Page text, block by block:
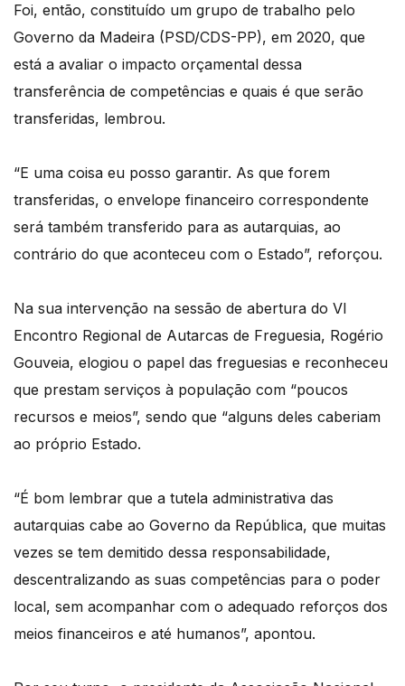
Foi, então, constituído um grupo de trabalho pelo
Governo da Madeira (PSD/CDS-PP), em 2020, que
está a avaliar o impacto orçamental dessa
transferência de competências e quais é que serão
transferidas, lembrou.
“E uma coisa eu posso garantir. As que forem
transferidas, o envelope financeiro correspondente
será também transferido para as autarquias, ao
contrário do que aconteceu com o Estado”, reforçou.
Na sua intervenção na sessão de abertura do VI
Encontro Regional de Autarcas de Freguesia, Rogério
Gouveia, elogiou o papel das freguesias e reconheceu
que prestam serviços à população com “poucos
recursos e meios”, sendo que “alguns deles caberiam
ao próprio Estado.
“É bom lembrar que a tutela administrativa das
autarquias cabe ao Governo da República, que muitas
vezes se tem demitido dessa responsabilidade,
descentralizando as suas competências para o poder
local, sem acompanhar com o adequado reforços dos
meios financeiros e até humanos”, apontou.